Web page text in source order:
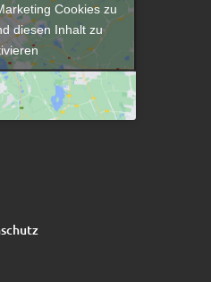
Cookies zu
diesen Inhalt zu